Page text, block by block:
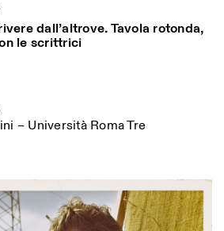
dall’altrove. Tavola rotonda,
le scrittrici
– Università Roma Tre